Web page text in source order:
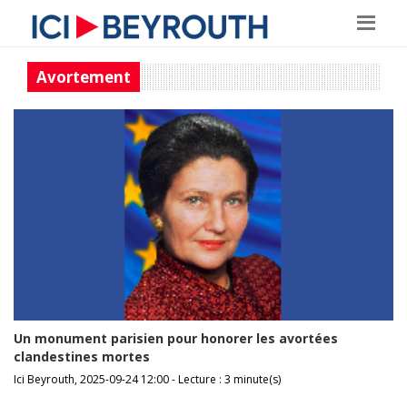
Avortement
Un monument parisien pour honorer les avortées
clandestines mortes
Ici Beyrouth, 2025-09-24 12:00 - Lecture : 3 minute(s)